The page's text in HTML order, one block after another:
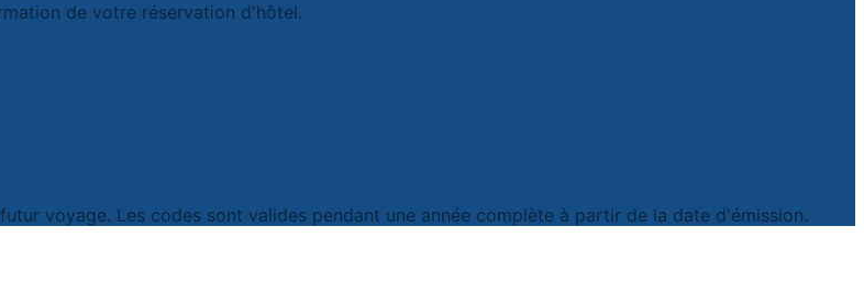
de votre réservation d'hôtel.
voyage. Les codes sont valides pendant une année complète à partir de la date d'émission.